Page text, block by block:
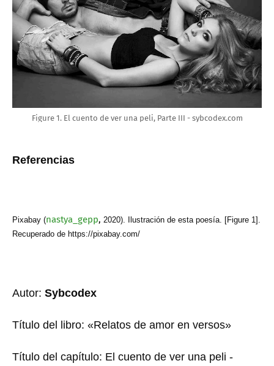
Figure 1. El cuento de ver una peli, Parte III - sybcodex.com
Referencias
Pixabay (nastya_gepp, 2020). Ilustración de esta poesía. [Figure 1].
Recuperado de https://pixabay.com/
Autor: Sybcodex
Título del libro: «Relatos de amor en versos»
Título del capítulo: El cuento de ver una peli -